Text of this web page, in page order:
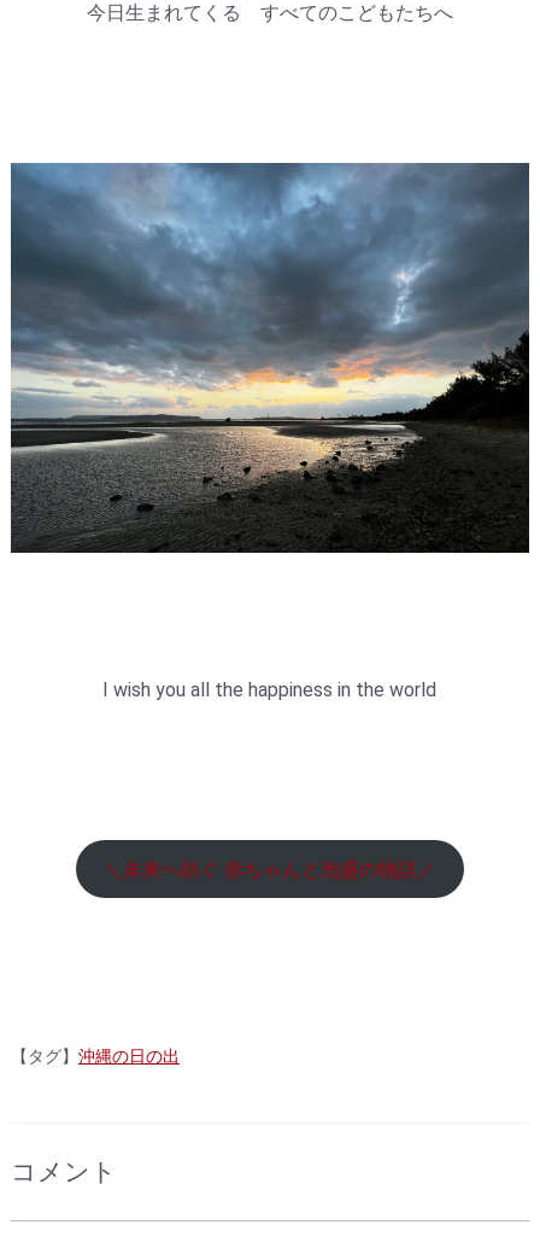
今日生まれてくる すべてのこどもたちへ
I wish you all the happiness in the world
＼未来へ紡ぐ 赤ちゃんと泡盛の物語／
【タグ】 沖縄の日の出
コメント